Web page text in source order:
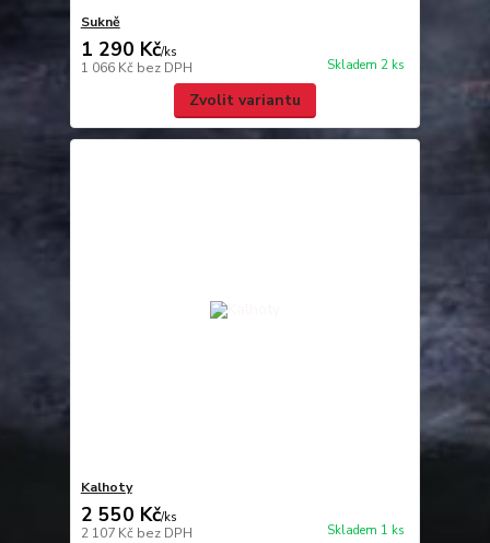
Sukně
1 290 Kč/ks
1 066 Kč bez DPH Skladem 2 ks
Zvolit variantu
Kalhoty
2 550 Kč/ks
2 107 Kč bez DPH Skladem 1 ks